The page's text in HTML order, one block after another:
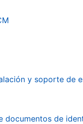
y soporte de
de